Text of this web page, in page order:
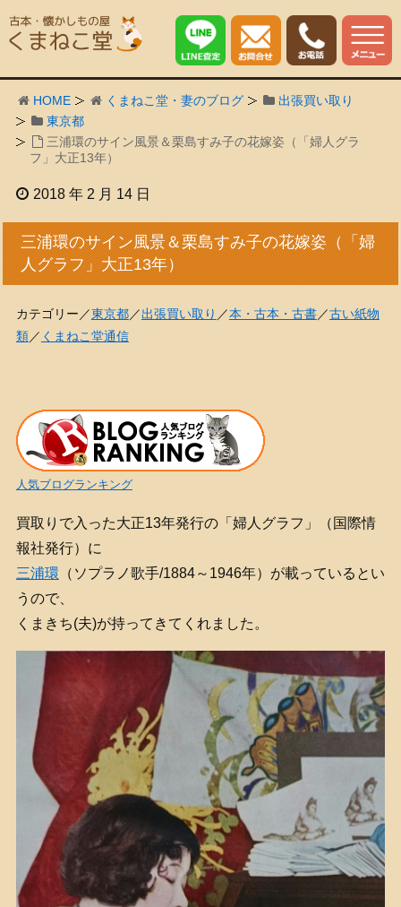
HOME くまねこ堂・妻のブログ
出張買い取り
東京都
三浦環のサイン風景＆栗島すみ子の花嫁姿（「婦人グラ
フ」大正13年）
2018 年 2 月 14 日
三浦環のサイン風景＆栗島すみ子の花嫁姿（「婦
人グラフ」大正13年）
カテゴリー／東京都／出張買い取り ／本・古本・古書／古い紙物
類／ くまねこ堂通信
人気ブログランキング
買取りで入った大正13年発行の「婦人グラフ」（国際情
報社発行）に
三浦環 （ソプラノ歌手/1884～1946年）が載っているとい
うので、
くまきち(夫)が持ってきてくれました。